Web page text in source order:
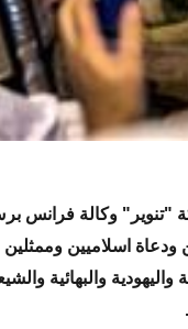
"تنوير" وكالة فرانس
اسلاميين وممثلين